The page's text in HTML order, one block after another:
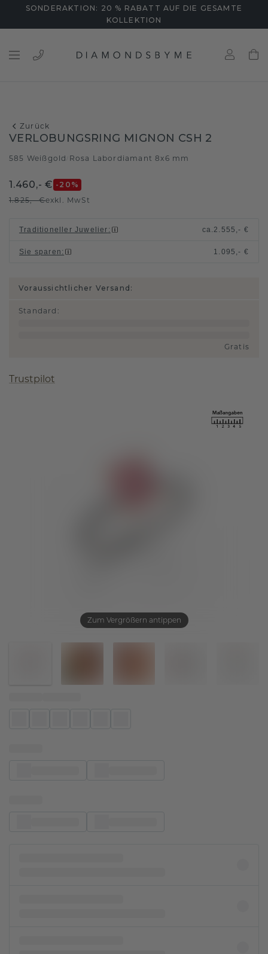
SONDERAKTION: 20 % RABATT AUF DIE GESAMTE
KOLLEKTION
Zurück
Zum Vergrößern antippen
VERLOBUNGSRING MIGNON CSH 2
585 Weißgold Rosa Labordiamant 8x6 mm
1.460,- € -20 %
1.825,- €exkl. MwSt
Traditioneller Juwelier : ca.2.555,- €
Sie sparen : 1.095,- €
Voraussichtlicher Versand:
Standard :
Gratis
Trustpilot